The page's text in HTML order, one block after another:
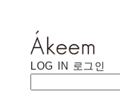
LOG IN 로그인